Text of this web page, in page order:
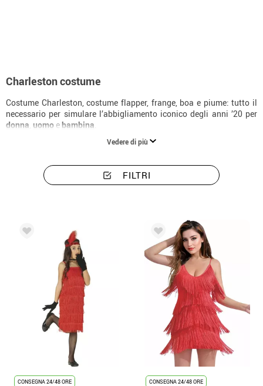
Charleston costume
Costume Charleston, costume flapper, frange, boa e piume: tutto il
necessario per simulare l’abbigliamento iconico degli anni ’20 per
donna uomo ebambina
Vedere di più
FILTRI
CONSEGNA 24/48 ORE
CONSEGNA 24/48 ORE